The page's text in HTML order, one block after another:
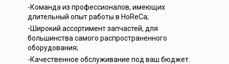
-Команда из профессионалов, имеющих
длительный опыт работы в HoReCa;
-Широкий ассортимент запчастей, для
большинства самого распространенного
оборудования;
-Качественное обслуживание под ваш бюджет.